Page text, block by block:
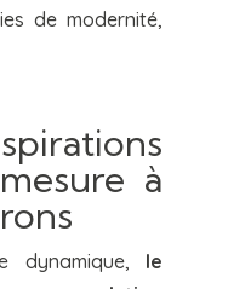
de modernité,
à
dynamique, le